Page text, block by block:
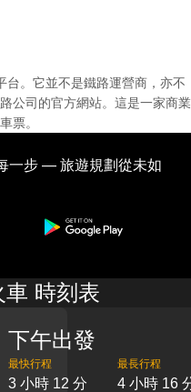
台。它並不是鐵路運營商，亦不
公司的官方網站。這是一家商業
票。
一步 — 旅遊規劃從未如
時刻表
下午出發
最快行程
3 小時 12 分
最長行程
4 小時 16